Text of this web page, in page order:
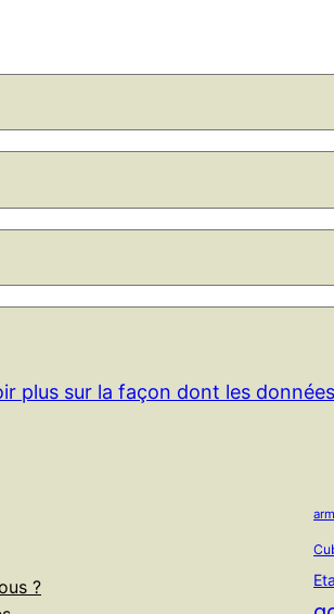
plus sur la façon dont les
?